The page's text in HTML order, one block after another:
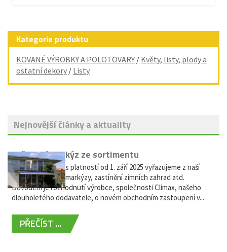
Kategorie produktu
KOVANÉ VÝROBKY A POLOTOVARY / Květy, listy, plody a
ostatní dekory / Listy
Nejnovější články a aktuality
Vyřazení markýz ze sortimentu
Vážení zákazníci, s platností od 1. září 2025 vyřazujeme z naší
nabídky výsuvné markýzy, zastínění zimních zahrad atd.
Důvodem je rozhodnutí výrobce, společnosti Climax, našeho
dlouholetého dodavatele, o novém obchodním zastoupení v...
PŘEČÍST ...